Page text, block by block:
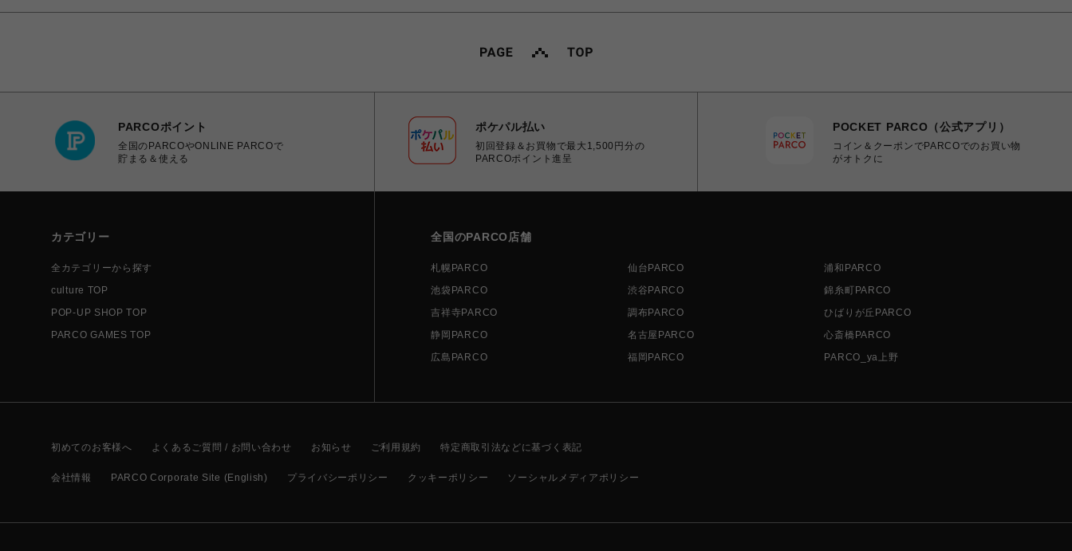
PARCOポイント
全国のPARCOやONLINE PARCOで
貯まる＆使える
ポケパル払い
初回登録＆お買物で最大1,500円分の
PARCOポイント進呈
POCKET PARCO（公式アプリ）
コイン＆クーポンでPARCOでのお買い物
がオトクに
カテゴリー
全カテゴリーから探す
culture TOP
POP-UP SHOP TOP
PARCO GAMES TOP
全国のPARCO店舗
札幌PARCO 仙台PARCO
浦和PARCO
池袋PARCO
渋谷PARCO
錦糸町PARCO
吉祥寺PARCO
調布PARCO
ひばりが丘PARCO
静岡PARCO
名古屋PARCO
心斎橋PARCO
広島PARCO
福岡PARCO PARCO_ya上野
初めてのお客様へ よくあるご質問 / お問い合わせ お知らせ ご利用規約 特定商取引法などに基づく表記
会社情報 PARCO Corporate Site (English) プライバシーポリシー クッキーポリシー ソーシャルメディアポリシー